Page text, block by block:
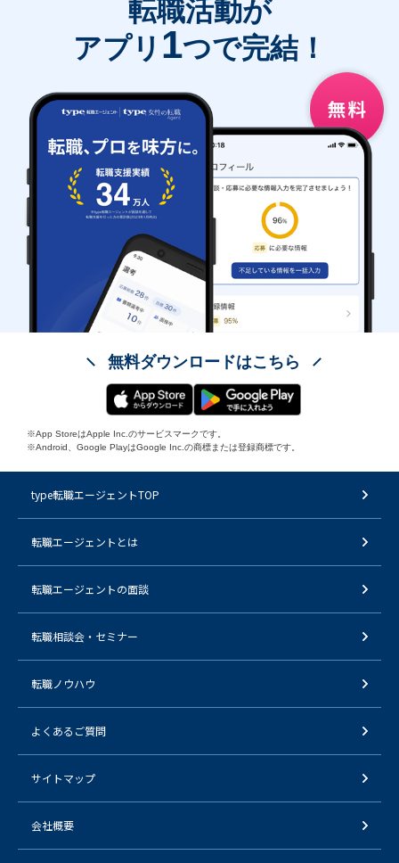
転職活動が
アプリ 1つで完結！
無料ダウンロードはこちら
※App StoreはApple Inc.のサービスマークです。
※Android、Google PlayはGoogle Inc.の商標または登録商標です。
type転職エージェントTOP
転職エージェントとは
転職エージェントの面談
転職相談会・セミナー
転職ノウハウ
よくあるご質問
サイトマップ
会社概要